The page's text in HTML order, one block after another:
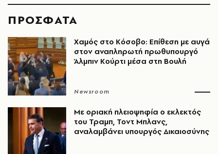
ΠΡΟΣΦΑΤΑ
Χαμός στο Κόσοβο: Επίθεση με αυγά
στον αναπληρωτή πρωθυπουργό
Άλμπιν Κούρτι μέσα στη Βουλή
Newsroom
Με οριακή πλειοψηφία ο εκλεκτός
του Τραμπ, Τοντ Μπλανς,
αναλαμβάνει υπουργός Δικαιοσύνης